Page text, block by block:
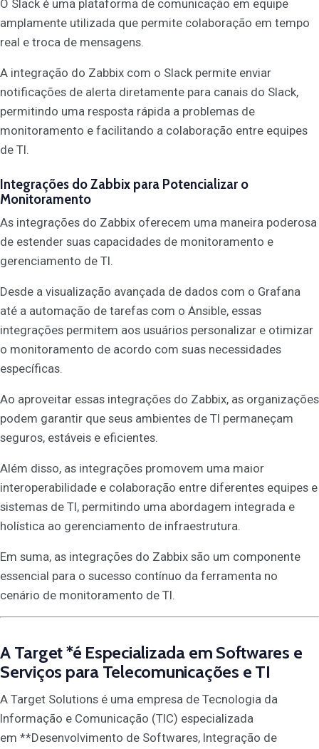
O Slack é uma plataforma de comunicação em equipe
amplamente utilizada que permite colaboração em tempo
real e troca de mensagens.
A integração do Zabbix com o Slack permite enviar
notificações de alerta diretamente para canais do Slack,
permitindo uma resposta rápida a problemas de
monitoramento e facilitando a colaboração entre equipes
de TI.
Integrações do Zabbix para Potencializar o
Monitoramento
As integrações do Zabbix oferecem uma maneira poderosa
de estender suas capacidades de monitoramento e
gerenciamento de TI.
Desde a visualização avançada de dados com o Grafana
até a automação de tarefas com o Ansible, essas
integrações permitem aos usuários personalizar e otimizar
o monitoramento de acordo com suas necessidades
específicas.
Ao aproveitar essas integrações do Zabbix, as organizações
podem garantir que seus ambientes de TI permaneçam
seguros, estáveis e eficientes.
Além disso, as integrações promovem uma maior
interoperabilidade e colaboração entre diferentes equipes e
sistemas de TI, permitindo uma abordagem integrada e
holística ao gerenciamento de infraestrutura.
Em suma, as integrações do Zabbix são um componente
essencial para o sucesso contínuo da ferramenta no
cenário de monitoramento de TI.
A Target*é Especializada em Softwares e
Serviços para Telecomunicações e TI
A Target Solutions é uma empresa de Tecnologia da
Informação e Comunicação (TIC) especializada
em **Desenvolvimento de Softwares, Integração de